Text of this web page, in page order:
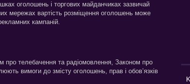
оголошень і торгових майданчиках зазвичай
мережах вартість розміщення оголошень може
кампаній.
телебачення та радіомовлення, Законом про
вимоги до змісту оголошень, прав і обов’язків